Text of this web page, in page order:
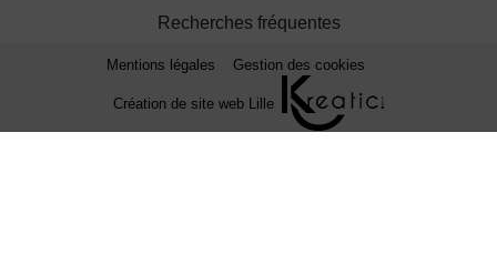
Recherches fréquentes
Mentions légales Gestion des cookies
Création de site web Lille